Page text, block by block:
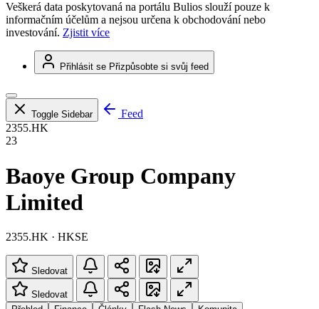
Veškerá data poskytovaná na portálu Bulios slouží pouze k
informačním účelům a nejsou určena k obchodování nebo
investování. Zjistit více
Přihlásit se Přizpůsobte si svůj feed
Toggle Sidebar
Feed
2355.HK
23
Baoye Group Company
Limited
2355.HK · HKSE
Sledovat
Sledovat